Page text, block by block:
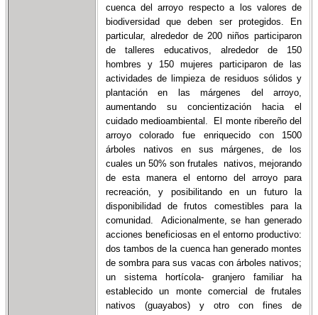
cuenca del arroyo respecto a los valores de
biodiversidad que deben ser protegidos. En
particular, alrededor de 200 niños participaron
de talleres educativos, alrededor de 150
hombres y 150 mujeres participaron de las
actividades de limpieza de residuos sólidos y
plantación en las márgenes del arroyo,
aumentando su concientización hacia el
cuidado medioambiental. El monte ribereño del
arroyo colorado fue enriquecido con 1500
árboles nativos en sus márgenes, de los
cuales un 50% son frutales nativos, mejorando
de esta manera el entorno del arroyo para
recreación, y posibilitando en un futuro la
disponibilidad de frutos comestibles para la
comunidad. Adicionalmente, se han generado
acciones beneficiosas en el entorno productivo:
dos tambos de la cuenca han generado montes
de sombra para sus vacas con árboles nativos;
un sistema hortícola- granjero familiar ha
establecido un monte comercial de frutales
nativos (guayabos) y otro con fines de